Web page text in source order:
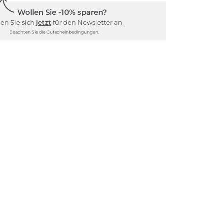
Wollen Sie -10% sparen?
Sie sich jetzt für den Newsletter an.
Beachten Sie die Gutscheinbedingungen.